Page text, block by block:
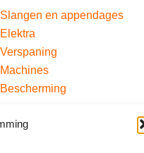
Slangen en appendages
Elektra
Verspaning
Machines
Bescherming